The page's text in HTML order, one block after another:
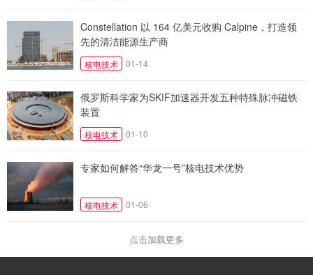
Constellation 以 164 亿美元收购 Calpine，打造领
先的清洁能源生产商
核电技术 01-14
俄罗斯科学家为SKIF加速器开发五种特殊脉冲磁铁
装置
核电技术 01-10
专家如何解答“华龙一号”核电技术优势
核电技术 01-06
点击加载更多